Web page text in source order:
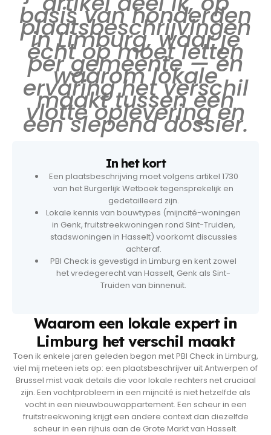
basis van honderden
plaatsbeschrijvingen
in Limburg, waar je
écht op moet letten
per gemeente — en
waarom lokale
ervaring het verschil
maakt tussen een
vlotte oplevering en
een slepend dossier.
In het kort
Een plaatsbeschrijving moet volgens artikel 1730
van het Burgerlijk Wetboek tegensprekelijk en
gedetailleerd zijn.
Lokale kennis van bouwtypes (mijncité-woningen
in Genk, fruitstreekwoningen rond Sint-Truiden,
stadswoningen in Hasselt) voorkomt discussies
achteraf.
PBI Check is gevestigd in Limburg en kent zowel
het vredegerecht van Hasselt, Genk als Sint-
Truiden van binnenuit.
Waarom een lokale expert in
Limburg het verschil maakt
Toen ik enkele jaren geleden begon met PBI Check in Limburg,
viel mij meteen iets op: een plaatsbeschrijver uit Antwerpen of
Brussel mist vaak details die voor lokale rechters net cruciaal
zijn. Een vochtprobleem in een mijncité is niet hetzelfde als
vocht in een nieuwbouwappartement. Een scheur in een
fruitstreekwoning krijgt een andere context dan diezelfde
scheur in een rijhuis aan de Grote Markt van Hasselt.